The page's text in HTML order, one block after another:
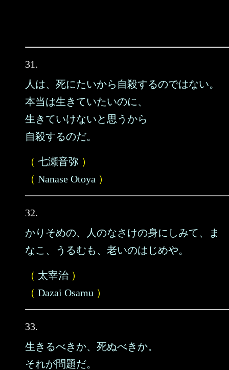
31.
人は、死にたいから自殺するのではない。
本当は生きていたいのに、
生きていけないと思うから
自殺するのだ。
（ 七瀬音弥 ）
（ Nanase Otoya ）
32.
かりそめの、人のなさけの身にしみて、ま
なこ、うるむも、老いのはじめや。
（ 太宰治 ）
（ Dazai Osamu ）
33.
生きるべきか、死ぬべきか。
それが問題だ。